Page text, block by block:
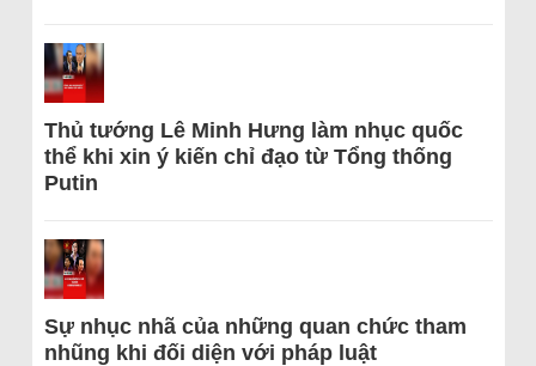
Thủ tướng Lê Minh Hưng làm nhục quốc
thể khi xin ý kiến chỉ đạo từ Tổng thống
Putin
Sự nhục nhã của những quan chức tham
nhũng khi đối diện với pháp luật